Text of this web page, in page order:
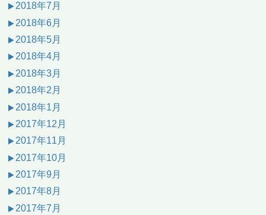
2018年7月
2018年6月
2018年5月
2018年4月
2018年3月
2018年2月
2018年1月
2017年12月
2017年11月
2017年10月
2017年9月
2017年8月
2017年7月